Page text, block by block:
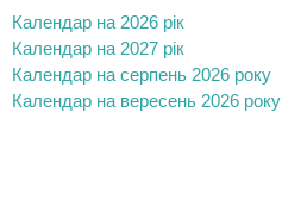
Календар на 2026 рік
Календар на 2027 рік
Календар на серпень 2026 року
Календар на вересень 2026 року